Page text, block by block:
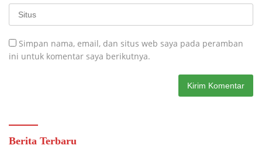
Simpan nama, email, dan situs web saya pada peramban
ini untuk komentar saya berikutnya.
Berita Terbaru